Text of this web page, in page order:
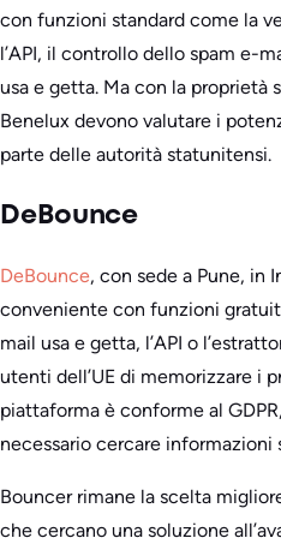
con funzioni standard come la
l’API, il controllo dello spam e-
usa e getta. Ma con la proprietà
Benelux devono valutare i
parte delle autorità statunitensi.
DeBounce
DeBounce, con sede a Pune, in
conveniente con funzioni
mail usa e getta, l’API o
utenti dell’UE di memorizzare i
piattaforma è conforme al
necessario cercare informazioni
Bouncer rimane la scelta
che cercano una soluzione